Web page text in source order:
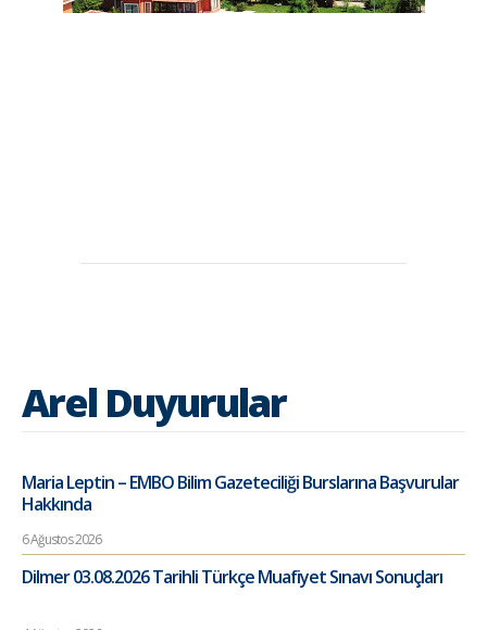
Arel Duyurular
Maria Leptin – EMBO Bilim Gazeteciliği Burslarına Başvurular
Hakkında
6 Ağustos 2026
Dilmer 03.08.2026 Tarihli Türkçe Muafiyet Sınavı Sonuçları